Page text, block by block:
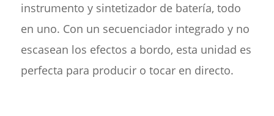
instrumento y sintetizador de batería, todo
en uno. Con un secuenciador integrado y no
escasean los efectos a bordo, esta unidad es
perfecta para producir o tocar en directo.